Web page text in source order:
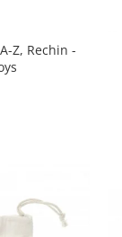
Z, Rechin -